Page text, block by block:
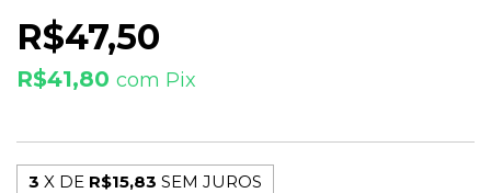
R$47,50
R$41,80 com Pix
3 X DE R$15,83 SEM JUROS